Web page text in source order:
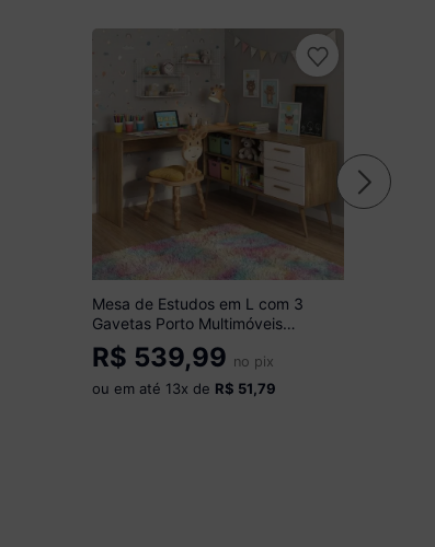
Mesa de Estudos em L com 3
Gavetas Porto Multimóveis
MP6047 Madeirado/Branco
R$ 539,99 no pix
ou em até 13x de R$ 51,79